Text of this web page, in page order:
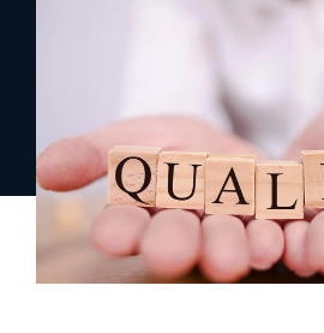
richiedi una
richiedi